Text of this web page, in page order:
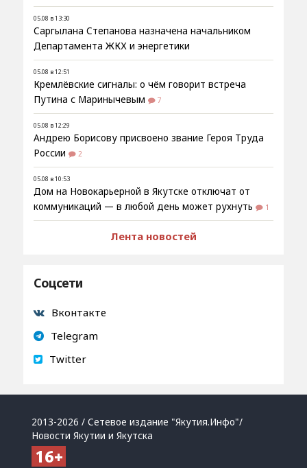
05.08 в 13:30
Саргылана Степанова назначена начальником
Департамента ЖКХ и энергетики
05.08 в 12:51
Кремлёвские сигналы: о чём говорит встреча
Путина с Маринычевым
7
05.08 в 12:29
Андрею Борисову присвоено звание Героя Труда
России
2
05.08 в 10:53
Дом на Новокарьерной в Якутске отключат от
коммуникаций — в любой день может рухнуть
1
Лента новостей
Соцсети
Вконтакте
Telegram
Twitter
2013-2026 / Сетевое издание "Якутия.Инфо"/
Новости Якутии и Якутска